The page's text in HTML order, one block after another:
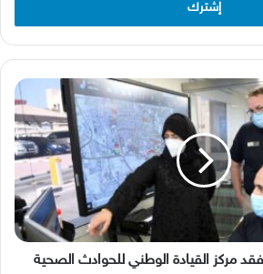
مركز القيادة الوطني للحوادث الصحية